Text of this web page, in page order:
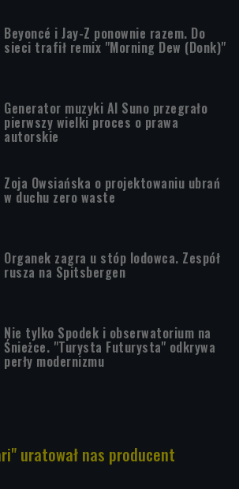
Beyoncé i Jay-Z ponownie razem. Do
sieci trafił remix "Morning Dew (Donk)"
Generator muzyki AI Suno przegrało
pierwszy wielki proces o prawa
autorskie
Zoja Owsiańska o projektowaniu ubrań
w duchu zero waste
Organek zagra u stóp lodowca. Zespół
rusza na Spitsbergen
Nie tylko Spodek i obserwatorium na
Śnieżce. "Turysta Futurysta" odkrywa
perły modernizmu
uratował nas producent